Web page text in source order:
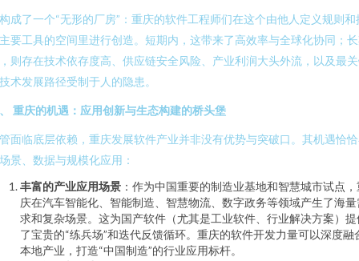
成了一个“无形的厂房”：重庆的软件工程师们在这个由他人定义规则和
要工具的空间里进行创造。短期内，这带来了高效率与全球化协同；
则存在技术依存度高、供应链安全风险、产业利润大头外流，以及最
术发展路径受制于人的隐患。
重庆的机遇：应用创新与生态构建的桥头堡
面临底层依赖，重庆发展软件产业并非没有优势与突破口。其机遇恰
景、数据与规模化应用：
丰富的产业应用场景 ：作为中国重要的制造业基地和智慧城市试点
庆在汽车智能化、智能制造、智慧物流、数字政务等领域产生了海量
求和复杂场景。这为国产软件（尤其是工业软件、行业解决方案）提
了宝贵的“练兵场”和迭代反馈循环。重庆的软件开发力量可以深度融
本地产业，打造“中国制造”的行业应用标杆。